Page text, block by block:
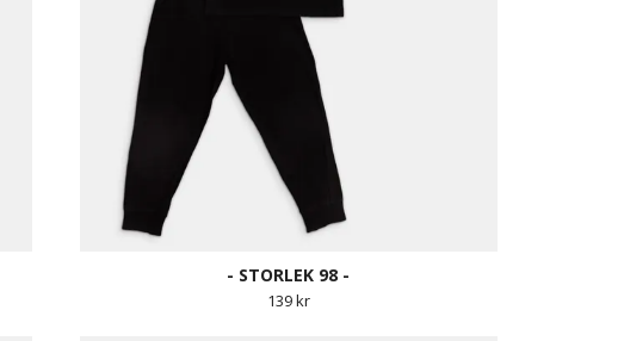
- STORLEK 98 -
139 kr